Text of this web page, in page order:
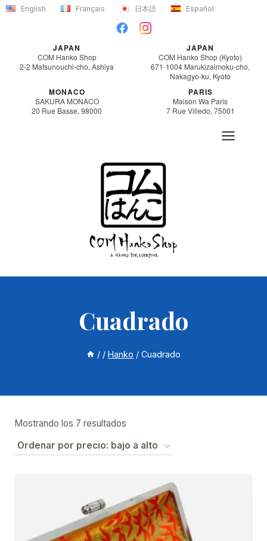
SaltarEnglish Français 日本語 Español
JAPAN
COM Hanko Shop
2-2 Matsunouchi-cho, Ashiya
JAPAN
COM Hanko Shop (Kyoto)
671-1004 Marukizaimoku-cho,
Nakagyo-ku, Kyoto
MONACO
SAKURA MONACO
20 Rue Basse, 98000
PARIS
Maison Wa Paris
7 Rue Villedo, 75001
Cuadrado
/ / Hanko / Cuadrado
Mostrando los 7 resultados
por
precio:
alto